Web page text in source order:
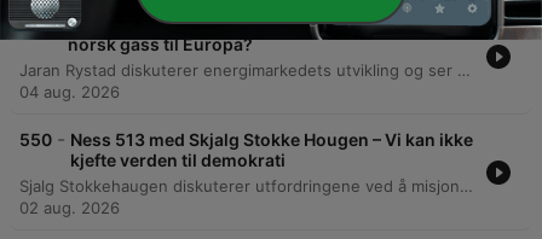
551 - Ness 514 med Jarand Rystad – Kan Putin stanse
norsk gass til Europa?
Jaran Rystad diskuterer energimarkedets utvikling og ser for seg lavere oljepriser grunnet økt kapasitet og strategiske løsninger i land som Kina og Saudi-Arabia. Han belyser hvordan nye rørledninger og alternative transportveier reduserer risikoen knyttet til Hormuz-stredet, selv om raffinerier for øyeblikket opplever flaskehalser. Videre diskuteres stabiliteten i det globale energimarkedet. Til tross for geopolitiske spenninger i Midtøsten og potensielle trusler mot norske gassrørledninger, forblir tilgangen relativt robust. Økte LNG-import, batterilagring og strategisk hedging blant amerikanske produsenter har bidratt til å forhindre en gjentakelse av energikrisen i 2022.
04 aug. 2026
550 - Ness 513 med Skjalg Stokke Hougen – Vi kan ikke
kjefte verden til demokrati
Sjalg Stokkehaugen diskuterer utfordringene ved å misjonere vestlige verdier i en multipolar verden, der land som India og Kina representerer alternative maktsentre. Han argumenterer for at en slik tilnærming kan virke imperialistisk og fremmedgjørende, og peker på behovet for å fokusere mer på interesser og pragmatiske samarbeid. Samtalen utforsker spenningen mellom realpolitikk og forsvar av menneskerettigheter, med fokus på viktigheten av å bygge sterke institusjoner og ytringsfrihet. Det legges vekt på behovet for å sikre egne demokratier og en mer diplomatisk tilnærming til land som India fremfor kritikk.
02 aug. 2026